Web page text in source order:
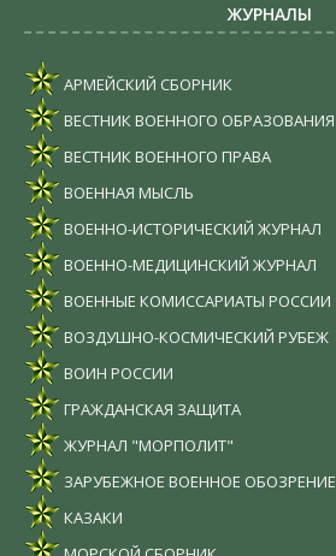
ЖУРНАЛЫ
АРМЕЙСКИЙ СБОРНИК
ВЕСТНИК ВОЕННОГО ОБРАЗОВАНИЯ
ВЕСТНИК ВОЕННОГО ПРАВА
ВОЕННАЯ МЫСЛЬ
ВОЕННО-ИСТОРИЧЕСКИЙ ЖУРНАЛ
ВОЕННО-МЕДИЦИНСКИЙ ЖУРНАЛ
ВОЕННЫЕ КОМИССАРИАТЫ РОССИИ
ВОЗДУШНО-КОСМИЧЕСКИЙ РУБЕЖ
ВОИН РОССИИ
ГРАЖДАНСКАЯ ЗАЩИТА
ЖУРНАЛ "МОРПОЛИТ"
ЗАРУБЕЖНОЕ ВОЕННОЕ ОБОЗРЕНИЕ
КАЗАКИ